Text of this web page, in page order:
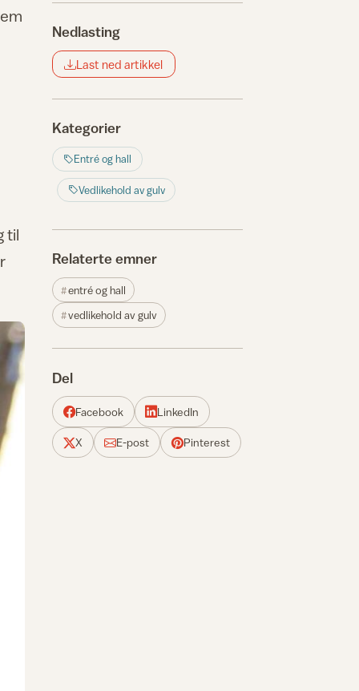
til
Nedlasting
Last ned artikkel
Kategorier
Entré og hall
Vedlikehold av gulv
Relaterte emner
entré og hall
vedlikehold av gulv
Del
Facebook LinkedIn
X E-post Pinterest